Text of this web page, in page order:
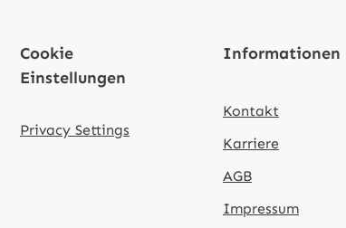
Cookie
Einstellungen
Privacy Settings
Informationen
Kontakt
Karriere
AGB
Impressum